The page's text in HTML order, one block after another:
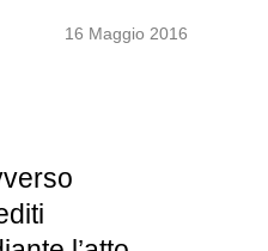
16 Maggio 2016